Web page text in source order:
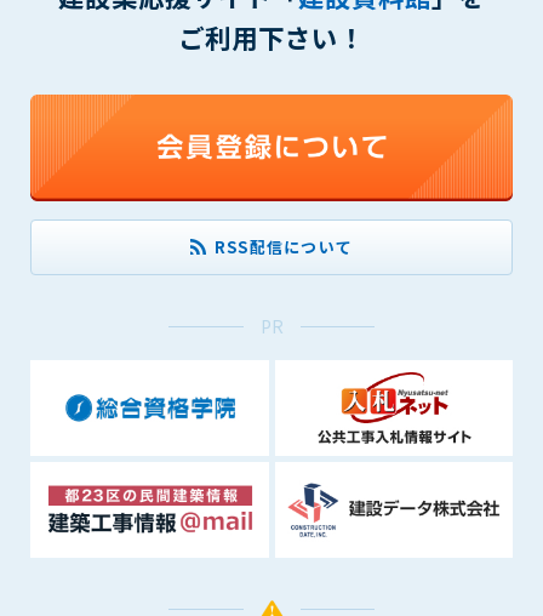
ご利用下さい！
RSS配信について
PR